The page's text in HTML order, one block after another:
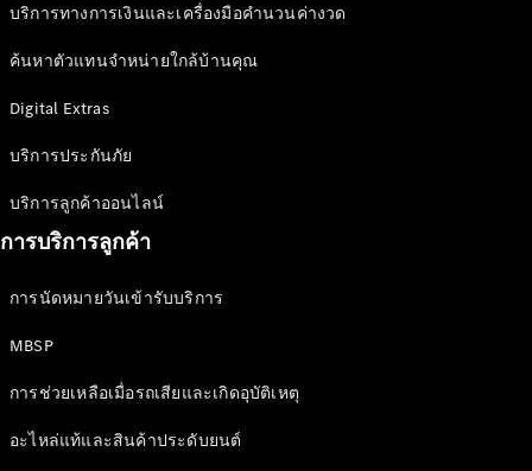
บริการทางการเงินและเครื่องมือคำนวนค่างวด
ค้นหาตัวแทนจำหน่ายใกล้บ้านคุณ
Digital Extras
บริการประกันภัย
บริการลูกค้าออนไลน์
การบริการลูกค้า
การนัดหมายวันเข้ารับบริการ
MBSP
การช่วยเหลือเมื่อรถเสียและเกิดอุบัติเหตุ
อะไหล่แท้และสินค้าประดับยนต์